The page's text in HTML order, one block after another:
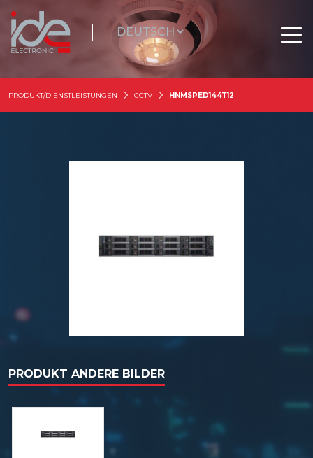
PRODUKT/DIENSTLEISTUNGEN CCTV HNMSPED144T12
PRODUKT ANDERE BILDER